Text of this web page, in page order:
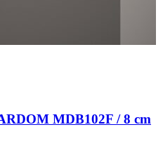
MDB102F / 8 cm